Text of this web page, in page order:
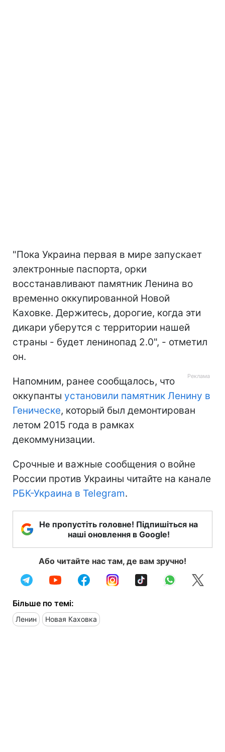
"Пока Украина первая в мире запускает
электронные паспорта, орки
восстанавливают памятник Ленина во
временно оккупированной Новой
Каховке. Держитесь, дорогие, когда эти
дикари уберутся с территории нашей
страны - будет ленинопад 2.0", - отметил
он.
Напомним, ранее сообщалось, что
оккупанты установили памятник Ленину в
Геническе, который был демонтирован
летом 2015 года в рамках
декоммунизации.
Срочные и важные сообщения о войне
России против Украины читайте на канале
РБК-Украина в Telegram.
Не пропустіть головне! Підпишіться на
наші оновлення в Google!
Або читайте нас там, де вам зручно!
Більше по темі:
Ленин Новая Каховка